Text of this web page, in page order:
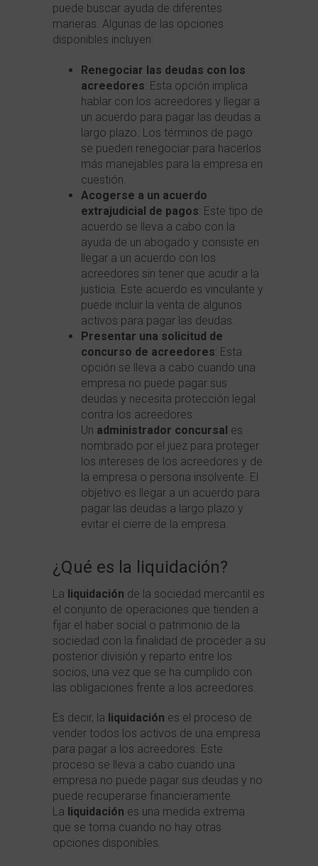
puede buscar ayuda de diferentes
maneras. Algunas de las opciones
disponibles incluyen:
Renegociar las deudas con los
acreedores: Esta opción implica
hablar con los acreedores y llegar a
un acuerdo para pagar las deudas a
largo plazo. Los términos de pago
se pueden renegociar para hacerlos
más manejables para la empresa en
cuestión.
Acogerse a un acuerdo
extrajudicial de pagos: Este tipo de
acuerdo se lleva a cabo con la
ayuda de un abogado y consiste en
llegar a un acuerdo con los
acreedores sin tener que acudir a la
justicia. Este acuerdo es vinculante y
puede incluir la venta de algunos
activos para pagar las deudas.
Presentar una solicitud de
concurso de acreedores: Esta
opción se lleva a cabo cuando una
empresa no puede pagar sus
deudas y necesita protección legal
contra los acreedores.
Un administrador concursal es
nombrado por el juez para proteger
los intereses de los acreedores y de
la empresa o persona insolvente. El
objetivo es llegar a un acuerdo para
pagar las deudas a largo plazo y
evitar el cierre de la empresa.
¿Qué es la liquidación?
La liquidación de la sociedad mercantil es
el conjunto de operaciones que tienden a
fijar el haber social o patrimonio de la
sociedad con la finalidad de proceder a su
posterior división y reparto entre los
socios, una vez que se ha cumplido con
las obligaciones frente a los acreedores.
Es decir, la liquidación es el proceso de
vender todos los activos de una empresa
para pagar a los acreedores. Este
proceso se lleva a cabo cuando una
empresa no puede pagar sus deudas y no
puede recuperarse financieramente.
La liquidación es una medida extrema
que se toma cuando no hay otras
opciones disponibles.